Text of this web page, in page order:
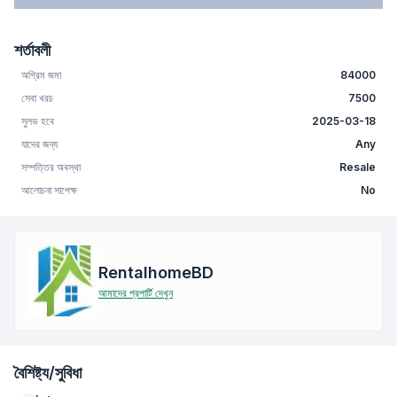
শর্তাবলী
অগ্রিম জমা
84000
সেবা খরচ
7500
সুলভ হবে
2025-03-18
যাদের জন্য
Any
সম্পত্তির অবস্থা
Resale
আলোচনা সাপেক্ষ
No
RentalhomeBD
আমাদের প্রপার্টি দেখুন
বৈশিষ্ট্য/সুবিধা